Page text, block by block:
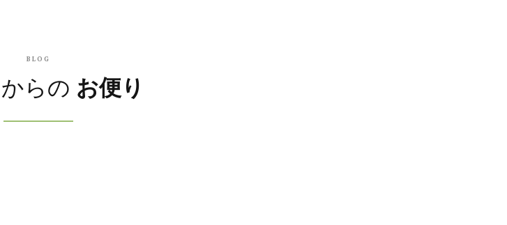
BLOG
らの お便り